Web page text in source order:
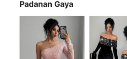
4.89 14K
4.89 14K
Padanan Gaya